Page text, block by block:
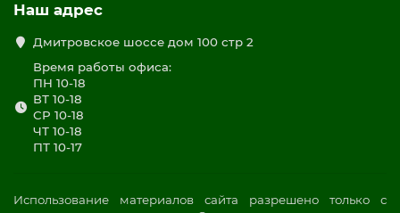
Наш адрес
Дмитровское шоссе дом 100 стр 2
Время работы офиса:
ПН 10-18
ВТ 10-18
СР 10-18
ЧТ 10-18
ПТ 10-17
Использование материалов сайта разрешено только с